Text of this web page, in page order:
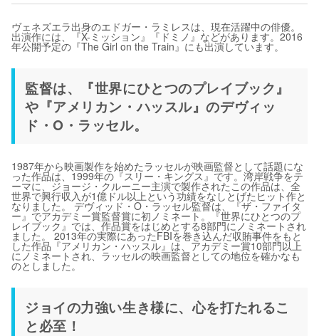
ヴェネズエラ出身のエドガー・ラミレスは、現在活躍中の俳優。
出演作には、『X-ミッション』『ドミノ』などがあります。2016
年公開予定の『The Girl on the Train』にも出演しています。
監督は、『世界にひとつのプレイブック』
や『アメリカン・ハッスル』のデヴィッ
ド・O・ラッセル。
1987年から映画製作を始めたラッセルが映画監督として話題にな
った作品は、1999年の『スリー・キングス』です。湾岸戦争をテ
ーマに、ジョージ・クルーニー主演で製作されたこの作品は、全
世界で興行収入が1億ドル以上という功績をなしとげたヒット作と
なりました。 デヴィッド・O・ラッセル監督は、『ザ・ファイタ
ー』でアカデミー賞監督賞に初ノミネート。『世界にひとつのプ
レイブック』では、作品賞をはじめとする8部門にノミネートされ
ました。 2013年の実際にあったFBIを巻き込んだ収賄事件をもと
した作品『アメリカン・ハッスル』は、アカデミー賞10部門以上
にノミネートされ、ラッセルの映画監督としての地位を確かなも
のとしました。
ジョイの力強い生き様に、心を打たれるこ
と必至！